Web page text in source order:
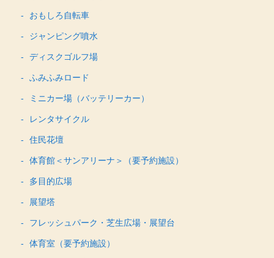
おもしろ自転車
ジャンピング噴水
ディスクゴルフ場
ふみふみロード
ミニカー場（バッテリーカー）
レンタサイクル
住民花壇
体育館＜サンアリーナ＞（要予約施設）
多目的広場
展望塔
フレッシュパーク・芝生広場・展望台
体育室（要予約施設）